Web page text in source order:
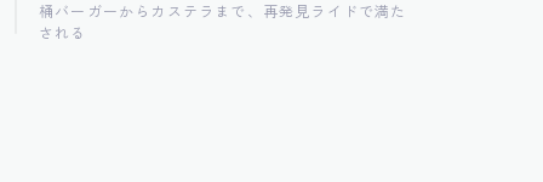
桶バーガーからカステラまで、再発見ライドで満た
される